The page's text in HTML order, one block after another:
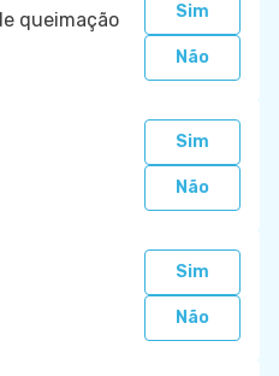
queimação
Sim
Não
Sim
Não
Sim
Não